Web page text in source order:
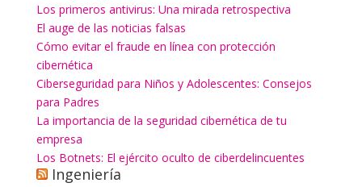
Los primeros antivirus: Una mirada retrospectiva
El auge de las noticias falsas
Cómo evitar el fraude en línea con protección
cibernética
Ciberseguridad para Niños y Adolescentes: Consejos
para Padres
La importancia de la seguridad cibernética de tu
empresa
Los Botnets: El ejército oculto de ciberdelincuentes
Ingeniería